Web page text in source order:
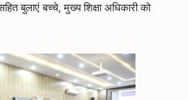
बच्चे, मुख्य शिक्षा अधिकारी को